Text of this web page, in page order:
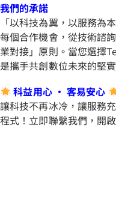
我們的承諾
「以科技為翼，以服務為
每個合作機會，從技術諮
業對接」原則。當您選擇
是攜手共創數位未來的堅實
科益用心 · 客易安心
讓科技不再冰冷，讓服務
程式！立即聯繫我們，開